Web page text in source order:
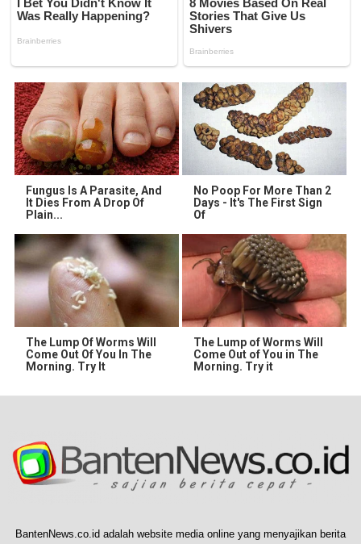
Fungus Is A Parasite, And
It Dies From A Drop Of
Plain...
No Poop For More Than 2
Days - It's The First Sign
Of
The Lump Of Worms Will
Come Out Of You In The
Morning. Try It
The Lump of Worms Will
Come Out of You in The
Morning. Try it
BantenNews.co.id adalah website media online yang menyajikan berita